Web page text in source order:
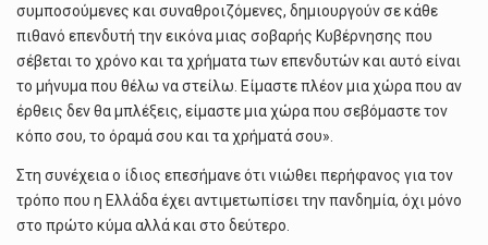
συμποσούμενες και συναθροιζόμενες, δημιουργούν σε κάθε
πιθανό επενδυτή την εικόνα μιας σοβαρής Κυβέρνησης που
σέβεται το χρόνο και τα χρήματα των επενδυτών και αυτό είναι
το μήνυμα που θέλω να στείλω. Είμαστε πλέον μια χώρα που αν
έρθεις δεν θα μπλέξεις, είμαστε μια χώρα που σεβόμαστε τον
κόπο σου, το όραμά σου και τα χρήματά σου».
Στη συνέχεια ο ίδιος επεσήμανε ότι νιώθει περήφανος για τον
τρόπο που η Ελλάδα έχει αντιμετωπίσει την πανδημία, όχι μόνο
στο πρώτο κύμα αλλά και στο δεύτερο.